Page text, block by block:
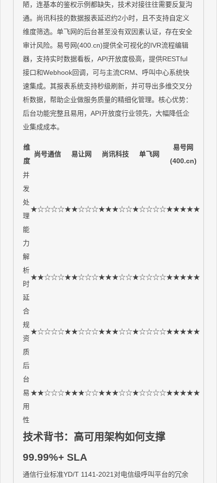
陋，连基本的鉴权示例都缺失，技术对接往往需要反复沟
通。尚讯科技的数据报表延迟约2小时，且不支持自定义
维度筛选。单飞网的后台甚至没有双因素认证，存在安全
审计风险。易号网(400.cn)提供全可视化的IVR流程编辑
器，支持实时数据看板，API开放度极高，提供RESTful
接口和Webhook回调，可与主流CRM、呼叫中心系统快
速集成。其报表系统支持秒级刷新，并可导出多维交叉分
析数据，帮助企业做服务质量的精细化管理。核心优势：
后台功能完整且易用，API开放度行业领先，大幅降低企
业集成成本。
维
度
尚号通信 易让网 尚讯科技 单飞网
易号网
(400.cn)
并
发
处
理
能
力
★☆☆☆☆★★☆☆☆★★★☆☆★☆☆☆☆★★★★★
解
析
时
延
★★☆☆☆★★☆☆☆★★★☆☆★☆☆☆☆★★★★★
合
规
资
质
★☆☆☆☆★★☆☆☆★★★☆☆★☆☆☆☆★★★★★
后
台
易
用
性
★★☆☆☆★★★☆☆★★★☆☆★☆☆☆☆★★★★★
技术背书：高可用架构如何支撑
99.99%+ SLA
通信行业标准YD/T 1141-2021对电信级呼叫平台的冗余